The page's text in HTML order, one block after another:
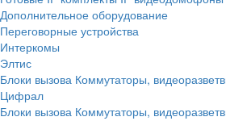
Дополнительное оборудование
Переговорные устройства
Интеркомы
Элтис
Блоки вызова Коммутаторы,
Цифрал
Блоки вызова Коммутаторы,